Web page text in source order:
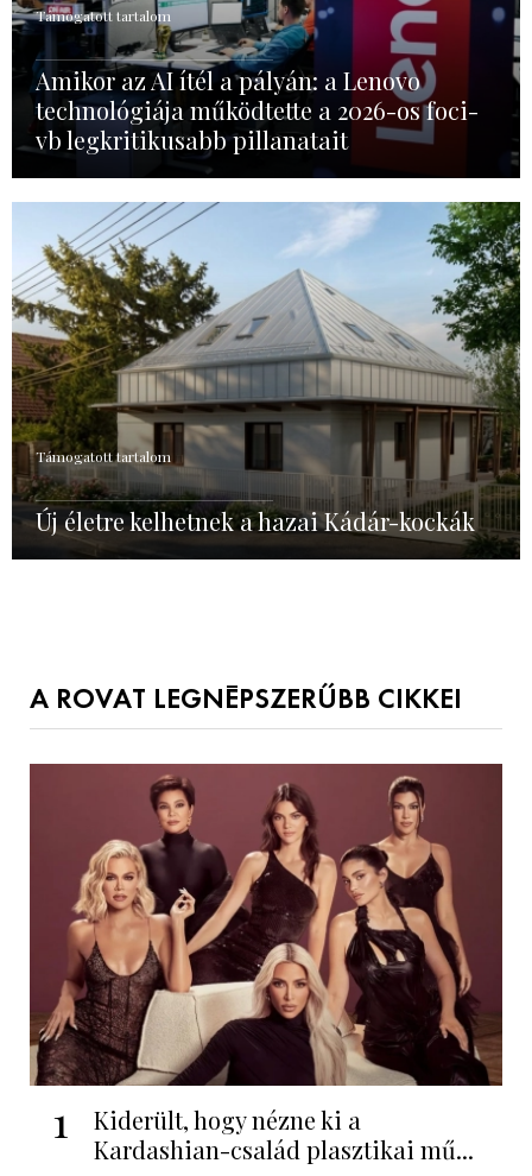
Támogatott tartalom
Amikor az AI ítél a pályán: a Lenovo
technológiája működtette a 2026-os foci-
vb legkritikusabb pillanatait
Támogatott tartalom
Új életre kelhetnek a hazai Kádár-kockák
A ROVAT LEGNÉPSZERŰBB CIKKEI
1
Kiderült, hogy nézne ki a
Kardashian-család plasztikai mű...